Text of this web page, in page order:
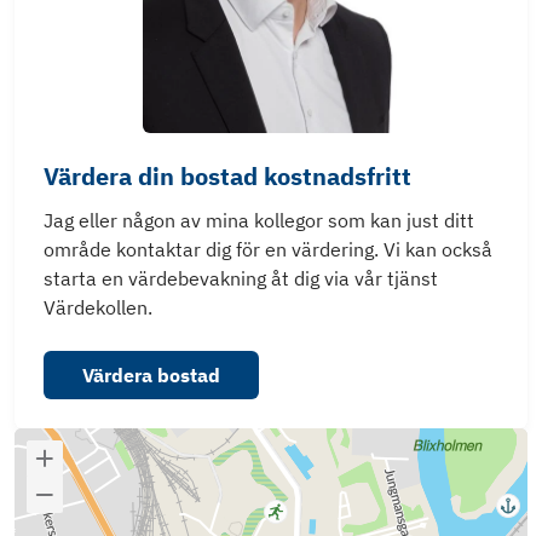
Värdera din bostad kostnadsfritt
Jag eller någon av mina kollegor som kan just ditt
område kontaktar dig för en värdering. Vi kan också
starta en värdebevakning åt dig via vår tjänst
Värdekollen.
Värdera bostad